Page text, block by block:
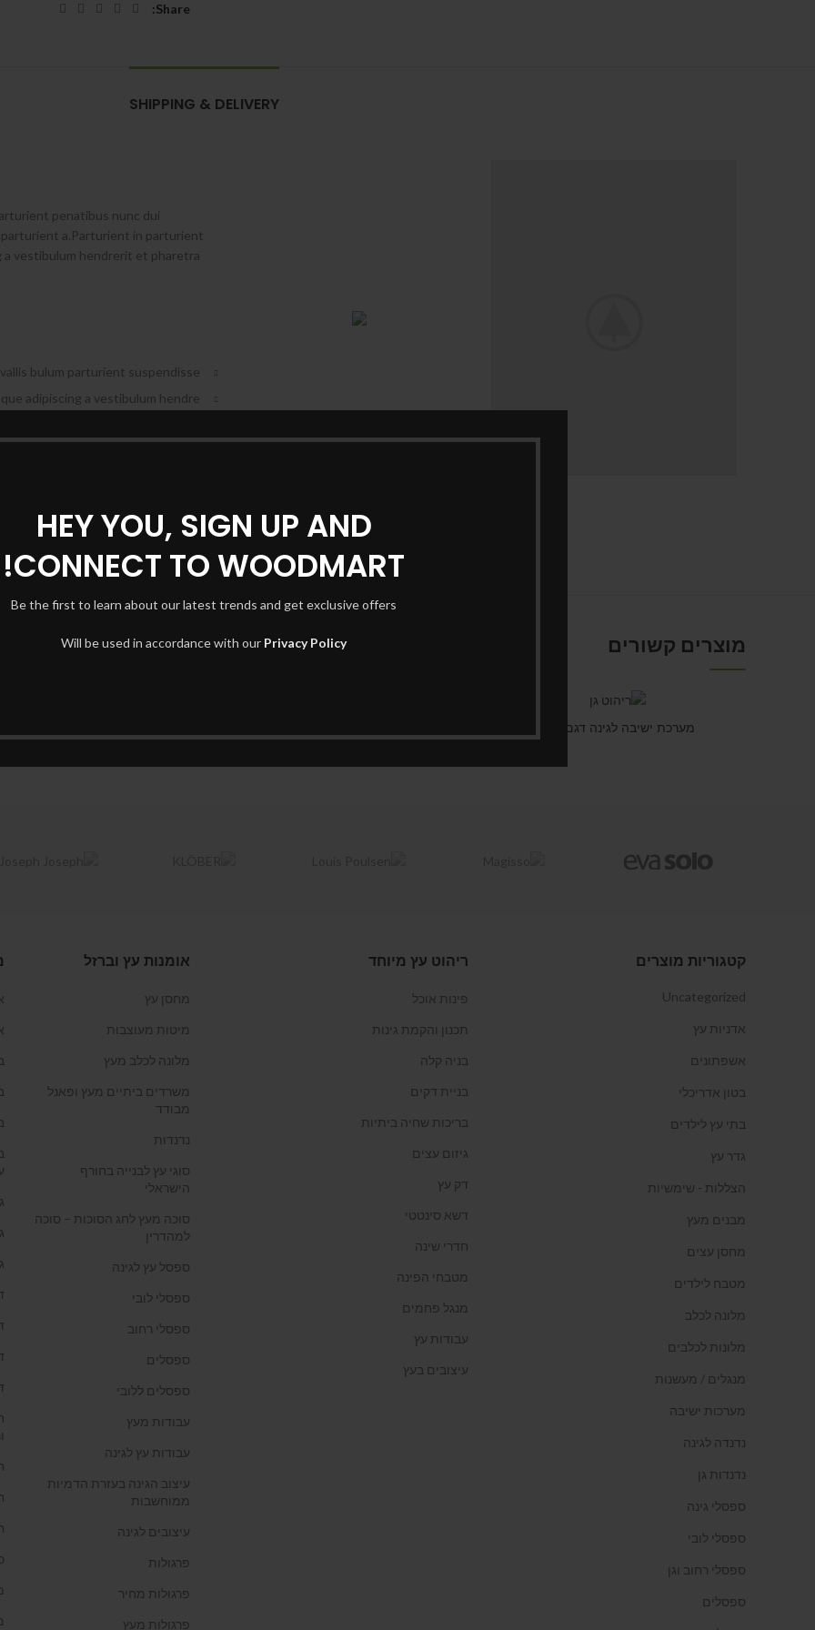
HEY YOU, SIGN UP AND
CONNECT TO WOODMART!
Be the first to learn about our latest trends and get exclusive offers
Will be used in accordance with our Privacy Policy
Share
SHIPPING & DELIVERY
penatibus nunc dui
a.Parturient in parturient
a vestibulum hendrerit et pharetra
bulum parturient suspendisse.
adipiscing a vestibulum hendre.
מוצרים קשורים
מערכת ישיבה לגינה דגם הולי
קטגוריות מוצרים
Uncategorized
אדניות עץ
אשפתונים
בטון אדריכלי
בתי עץ לילדים
גדר עץ
הצללות - שימשיות
מבנים מעץ
מחסן עצים
מטבח לילדים
מלונה לכלב
מלונות לכלבים
מנגלים / מעשנות
מערכות ישיבה
נדנדה לגינה
נדנדות גן
ספסלי גינה
ספסלי לובי
ספסלי רחוב וגן
ספסלים
ריהוט עץ מיוחד
פינות אוכל
תכנון והקמת גינות
בניה קלה
בניית דקים
בריכות שחיה ביתיות
גיזום עצים
דק עץ
דשא סינטטי
חדרי שינה
מטבחי הפינה
מנגל פחמים
עבודות עץ
עיצובים בעץ
אומנות עץ וברזל
מחסן עץ
מיטות מעוצבות
מלונה לכלב מעץ
משרדים ביתיים מעץ ופאנל
מבודד
נדנדות
סוגי עץ לבנייה בחורף
הישראלי
סוכה מעץ לחג הסוכות – סוכה
למהדרין
ספסל עץ לגינה
ספסלי לובי
ספסלי רחוב
ספסלים
ספסלים ללובי
עבודות מעץ
עבודות עץ לגינה
עיצוב הגינה בעזרת הדמיות
ממוחשבות
עיצובים לגינה
פרגולות
פרגולות מחיר
פרגולות מעץ